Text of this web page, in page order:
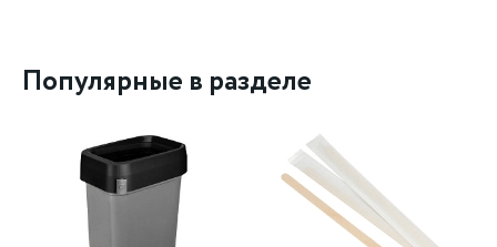
Популярные в разделе